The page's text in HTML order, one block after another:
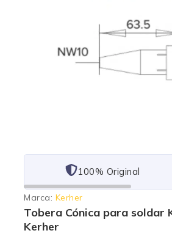
101% Original
Marca: Kerher
Tobera Cónica para soldar
Kerher